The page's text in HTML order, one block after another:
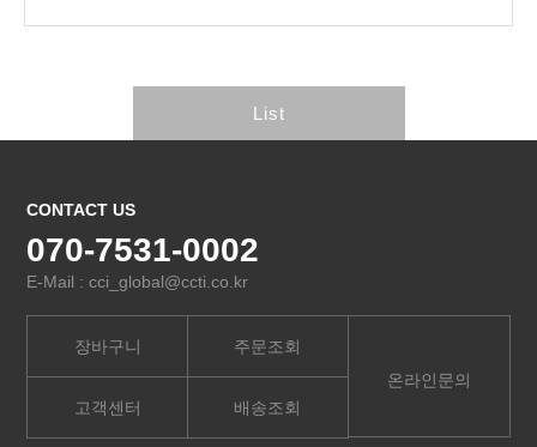
List
CONTACT US
070-7531-0002
E-Mail : cci_global@ccti.co.kr
장바구니
고객센터
주문조회
배송조회
온라인문의